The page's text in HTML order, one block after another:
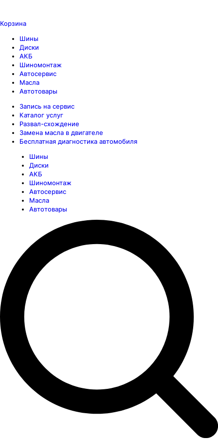
Корзина
Шины
Диски
АКБ
Шиномонтаж
Автосервис
Масла
Автотовары
Запись на сервис
Каталог услуг
Развал-схождение
Замена масла в двигателе
Бесплатная диагностика автомобиля
Шины
Диски
АКБ
Шиномонтаж
Автосервис
Масла
Автотовары